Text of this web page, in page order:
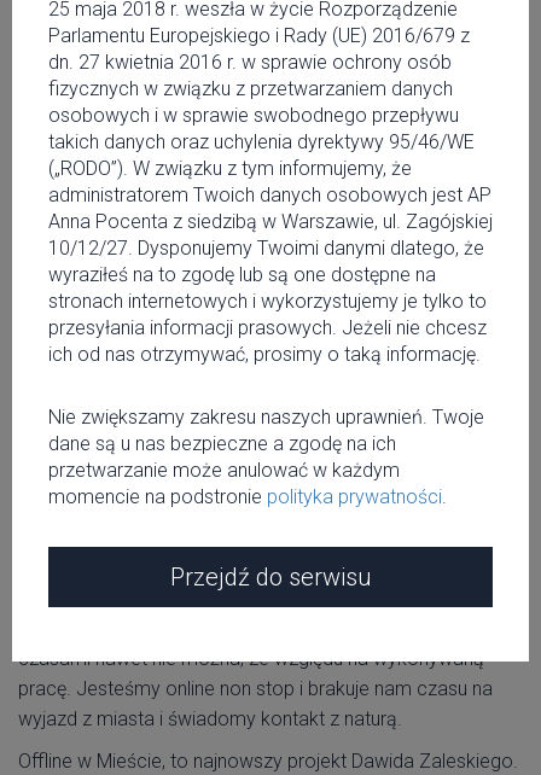
2 lipca
NADJEŻDŻA PROJEKT,
KTÓRY UMOŻLIWI
ODPOCZYNEK W
MIEŚCIE: KEI_VAN
OFFLINE
W zabieganym i tłocznym mieście, które nie zachęca do
odpoczynku, ciężko znaleźć alternatywę, umożliwiającą
relaks. W rękach telefony, przed oczami laptopy, a w
warszawiaków. Z rozwiązaniem przychodzi, Dawid
Zalesky, który zaprojektował samochód offline, na
potrzeby medytacji oraz krótkich drzemek.
To, czego najbardziej potrzebują mieszkańcy dużych miast,
bynajmniej próżne, ale właściwe, w czasach, w których
przyszło nam poszukiwać szczęścia. Rozmaite bodźce
czasami nawet nie można, ze względu na wykonywaną
pracę. Jesteśmy online non stop i brakuje nam czasu na
wyjazd z miasta i świadomy kontakt z naturą.
Offline w Mieście, to najnowszy projekt Dawida Zaleskiego.
25 maja 2018 r. weszła w życie Rozporządzenie
Parlamentu Europejskiego i Rady (UE) 2016/679 z
dn. 27 kwietnia 2016 r. w sprawie ochrony osób
fizycznych w związku z przetwarzaniem danych
osobowych i w sprawie swobodnego przepływu
takich danych oraz uchylenia dyrektywy 95/46/WE
(„RODO”). W związku z tym informujemy, że
administratorem Twoich danych osobowych jest AP
Anna Pocenta z siedzibą w Warszawie, ul. Zagójskiej
10/12/27. Dysponujemy Twoimi danymi dlatego, że
wyraziłeś na to zgodę lub są one dostępne na
stronach internetowych i wykorzystujemy je tylko to
przesyłania informacji prasowych. Jeżeli nie chcesz
ich od nas otrzymywać, prosimy o taką informację.
Nie zwiększamy zakresu naszych uprawnień. Twoje
dane są u nas bezpieczne a zgodę na ich
przetwarzanie może anulować w każdym
momencie na podstronie polityka prywatności.
Przejdź do serwisu